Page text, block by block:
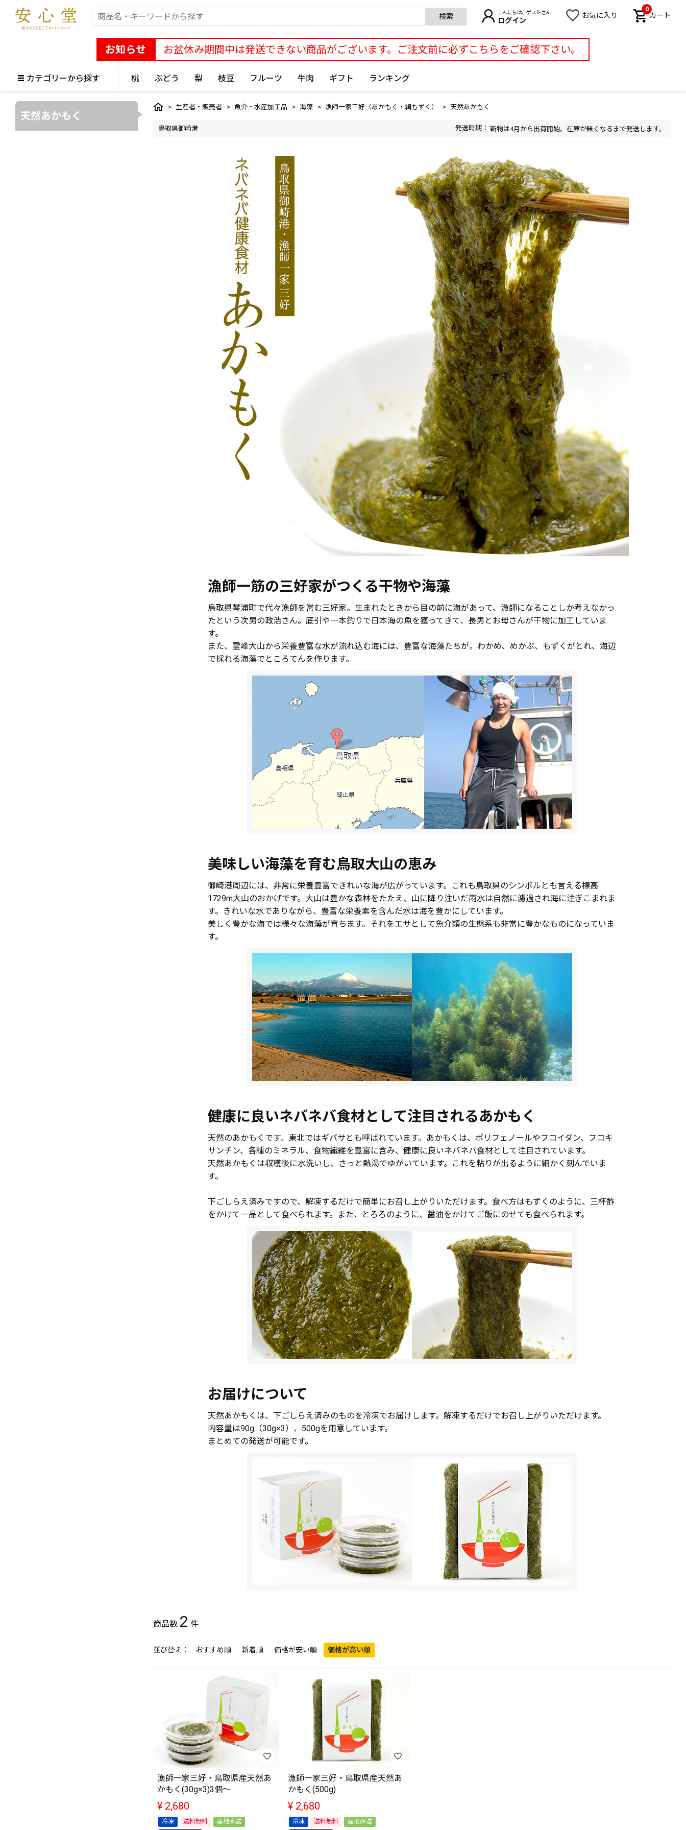
検索 こんにちは、ゲストさん
ログイン
お気に入り カート
0
お知らせ お盆休み期間中は発送できない商品がございます。ご注文前に必ずこちらをご確認下さい。
カテゴリーから探す 桃 ぶどう 梨 枝豆 フルーツ 牛肉 ギフト ランキング
天然あかもく
生産者・販売者 魚介・水産加工品 海藻 漁師一家三好（あかもく・絹もずく） 天然あかもく
鳥取県御崎港 新物は4月から出荷開始。在庫が無くなるまで発送します。
漁師一筋の三好家がつくる干物や海藻
烏取県琴浦町で代々漁師を営む三好家。生まれたときから目の前に海があって、漁師になることしか考えなかっ
たという次男の政浩さん。底引や一本釣りで日本海の魚を獲ってきて、長男とお母さんが干物に加工していま
す。
また、霊峰大山から栄養豊富な水が流れ込む海には、豊富な海藻たちが。わかめ、めかぶ、もずくがとれ、海辺
で採れる海藻でところてんを作ります。
美味しい海藻を育む鳥取大山の恵み
御崎港周辺には、非常に栄養豊富できれいな海が広がっています。これも鳥取県のシンボルとも言える標高
1729m大山のおかげです。大山は豊かな森林をたたえ、山に降り注いだ雨水は自然に濾過され海に注ぎこまれま
す。きれいな水でありながら、豊富な栄養素を含んだ水は海を豊かにしています。
美しく豊かな海では様々な海藻が育ちます。それをエサとして魚介類の生態系も非常に豊かなものになっていま
す。
健康に良いネバネバ食材として注目されるあかもく
天然のあかもくです。東北ではギバサとも呼ばれています。あかもくは、ポリフェノールやフコイダン、フコキ
サンチン、各種のミネラル、食物繊維を豊富に含み、健康に良いネバネバ食材として注目されています。
天然あかもくは収穫後に水洗いし、さっと熱湯でゆがいています。これを粘りが出るように細かく刻んでいま
す。
下ごしらえ済みですので、解凍するだけで簡単にお召し上がりいただけます。食べ方はもずくのように、三杯酢
をかけて一品として食べられます。また、とろろのように、醤油をかけてご飯にのせても食べられます。
お届けについて
天然あかもくは、下ごしらえ済みのものを冷凍でお届けします。解凍するだけでお召し上がりいただけます。
内容量は90g（30g×3）、500gを用意しています。
まとめての発送が可能です。
並び替え おすすめ順 新着順 価格が安い順 価格が高い順
2
漁師一家三好・鳥取県産天然あ
かもく(30g×3)3個～
¥ 2,680
冷凍 送料無料
産地直送
漁師一家三好・鳥取県産天然あ
かもく(500g)
¥ 2,680
冷凍 送料無料
産地直送